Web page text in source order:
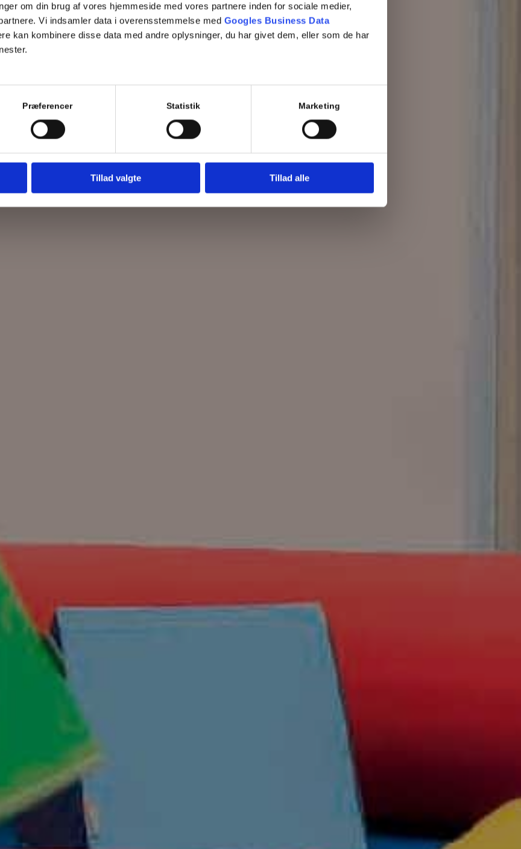
om din brug af vores hjemmeside med vores partnere inden for sociale medier,
Vi indsamler data i overensstemmelse med Googles Business Data
kan kombinere disse data med andre oplysninger, du har givet dem, eller som de har
Præferencer Statistik Marketing
Tillad valgte Tillad alle
Ståldøre